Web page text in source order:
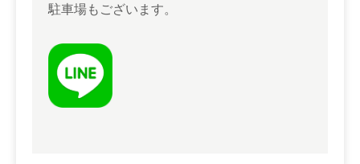
駐車場もございます。